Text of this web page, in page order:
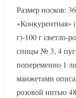
Размер носков:
«Конкурентная»
г)-100 г светло-
спицы № 3, 4
попеременно 1
манжетами
розовой нитью